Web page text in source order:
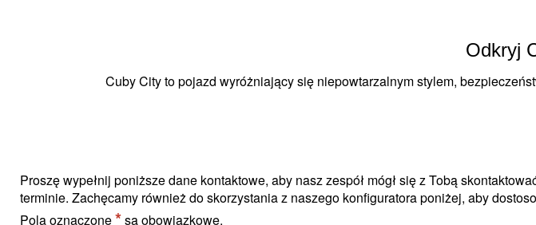
Odkryj
Cuby City to pojazd wyróżniający się niepowtarzalnym stylem,
Proszę wypełnij poniższe dane kontaktowe, aby nasz zespół mógł się z Tobą
terminie. Zachęcamy również do skorzystania z naszego konfiguratora poniżej, aby
Pola oznaczone*są obowiązkowe.